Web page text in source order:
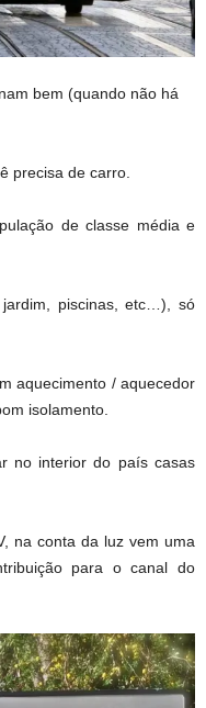
bem (quando não há
precisa de carro.
de classe média e
piscinas, etc…), só
aquecimento / aquecedor
isolamento.
no interior do país casas
na conta da luz vem uma
para o canal do